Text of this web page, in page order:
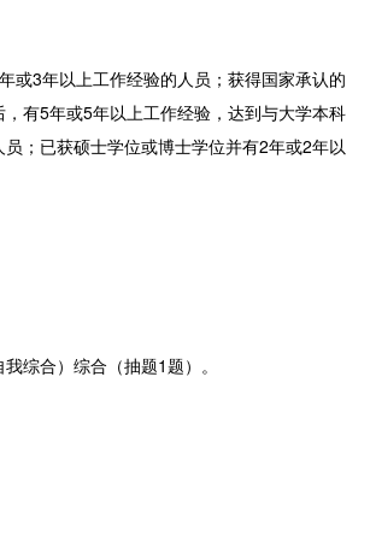
或3年以上工作经验的人员；获得国家承认的
有5年或5年以上工作经验，达到与大学本科
；已获硕士学位或博士学位并有2年或2年以
综合）综合（抽题1题）。